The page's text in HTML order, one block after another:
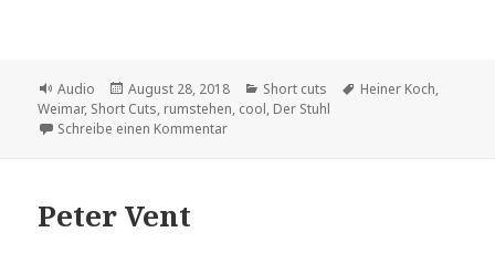
Format
Audio
Veröffentlicht
am
August 28, 2018 Kategorien
Short cuts Schlagwörter
Heiner Koch,
Weimar, Short Cuts, rumstehen, cool, Der Stuhl
Schreibe einen Kommentarzu der Stuhl
Peter Vent